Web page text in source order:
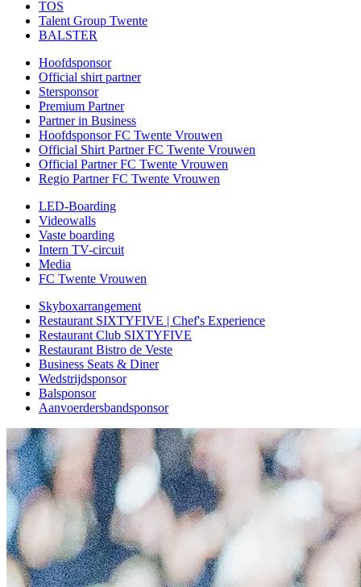
TOS
Talent Group Twente
BALSTER
Hoofdsponsor
Official shirt partner
Stersponsor
Premium Partner
Partner in Business
Hoofdsponsor FC Twente Vrouwen
Official Shirt Partner FC Twente Vrouwen
Official Partner FC Twente Vrouwen
Regio Partner FC Twente Vrouwen
LED-Boarding
Videowalls
Vaste boarding
Intern TV-circuit
Media
FC Twente Vrouwen
Skyboxarrangement
Restaurant SIXTYFIVE | Chef's Experience
Restaurant Club SIXTYFIVE
Restaurant Bistro de Veste
Business Seats & Diner
Wedstrijdsponsor
Balsponsor
Aanvoerdersbandsponsor